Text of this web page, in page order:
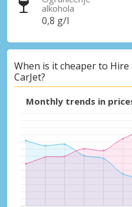
alkohola
0,8 g/l
When is it cheaper to
CarJet?
Monthly trends in